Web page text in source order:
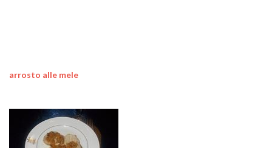
arrosto alle mele